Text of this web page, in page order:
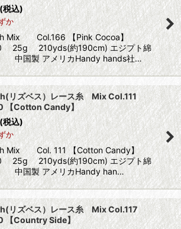
(税込)
か
Mix Col.166 【Pink Cocoa】
25g 210yds(約190cm) エジプト綿
中国製 アメリカHandy hands社…
リズベス）レース糸 Mix Col.111
【Cotton Candy】
(税込)
か
Mix Col. 111 【Cotton Candy】
25g 210yds(約190cm) エジプト綿
中国製 アメリカHandy han…
リズベス）レース糸 Mix Col.117
【Country Side】